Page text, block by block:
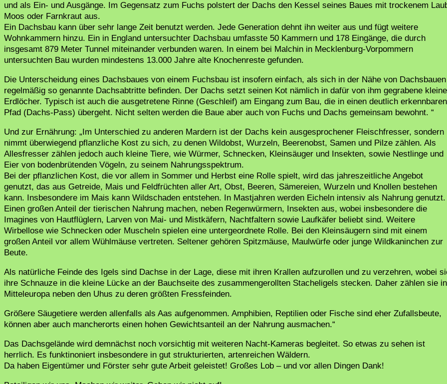
und als Ein- und Ausgänge. Im Gegensatz zum Fuchs polstert der Dachs den Kessel seines Baues mit trockenem
Moos oder Farnkraut aus.
Ein Dachsbau kann über sehr lange Zeit benutzt werden. Jede Generation dehnt ihn weiter aus und fügt weitere
Wohnkammern hinzu. Ein in England untersuchter Dachsbau umfasste 50 Kammern und 178 Eingänge, die durch
insgesamt 879 Meter Tunnel miteinander verbunden waren. In einem bei Malchin in Mecklenburg-Vorpommern
untersuchten Bau wurden mindestens 13.000 Jahre alte Knochenreste gefunden.
Die Unterscheidung eines Dachsbaues von einem Fuchsbau ist insofern einfach, als sich in der Nähe von Dachsbauen
regelmäßig so genannte Dachsabtritte befinden. Der Dachs setzt seinen Kot nämlich in dafür von ihm gegrabene kleine
Erdlöcher. Typisch ist auch die ausgetretene Rinne (Geschleif) am Eingang zum Bau, die in einen deutlich erkennbaren
Pfad (Dachs-Pass) übergeht. Nicht selten werden die Baue aber auch von Fuchs und Dachs gemeinsam bewohnt. “
Und zur Ernährung: „Im Unterschied zu anderen Mardern ist der Dachs kein ausgesprochener Fleischfresser, sondern
nimmt überwiegend pflanzliche Kost zu sich, zu denen Wildobst, Wurzeln, Beerenobst, Samen und Pilze zählen. Als
Allesfresser zählen jedoch auch kleine Tiere, wie Würmer, Schnecken, Kleinsäuger und Insekten, sowie Nestlinge und
Eier von bodenbrütenden Vögeln, zu seinem Nahrungsspektrum.
Bei der pflanzlichen Kost, die vor allem in Sommer und Herbst eine Rolle spielt, wird das jahreszeitliche Angebot
genutzt, das aus Getreide, Mais und Feldfrüchten aller Art, Obst, Beeren, Sämereien, Wurzeln und Knollen bestehen
kann. Insbesondere im Mais kann Wildschaden entstehen. In Mastjahren werden Eicheln intensiv als Nahrung genutzt.
Einen großen Anteil der tierischen Nahrung machen, neben Regenwürmern, Insekten aus, wobei insbesondere die
Imagines von Hautflüglern, Larven von Mai- und Mistkäfern, Nachtfaltern sowie Laufkäfer beliebt sind. Weitere
Wirbellose wie Schnecken oder Muscheln spielen eine untergeordnete Rolle. Bei den Kleinsäugern sind mit einem
großen Anteil vor allem Wühlmäuse vertreten. Seltener gehören Spitzmäuse, Maulwürfe oder junge Wildkaninchen zur
Beute.
Als natürliche Feinde des Igels sind Dachse in der Lage, diese mit ihren Krallen aufzurollen und zu verzehren, wobei
ihre Schnauze in die kleine Lücke an der Bauchseite des zusammengerollten Stacheligels stecken. Daher zählen sie in
Mitteleuropa neben den Uhus zu deren größten Fressfeinden.
Größere Säugetiere werden allenfalls als Aas aufgenommen. Amphibien, Reptilien oder Fische sind eher Zufallsbeute,
können aber auch mancherorts einen hohen Gewichtsanteil an der Nahrung ausmachen.“
Das Dachsgelände wird demnächst noch vorsichtig mit weiteren Nacht-Kameras begleitet. So etwas zu sehen ist
herrlich. Es funktinoniert insbesondere in gut strukturierten, artenreichen Wäldern.
Da haben Eigentümer und Förster sehr gute Arbeit geleistet! Großes Lob – und vor allen Dingen Dank!